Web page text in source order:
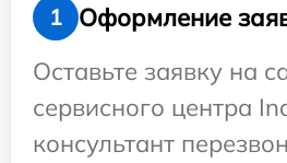
1
Оформление
Оставьте заявку на
сервисного центра
консультант